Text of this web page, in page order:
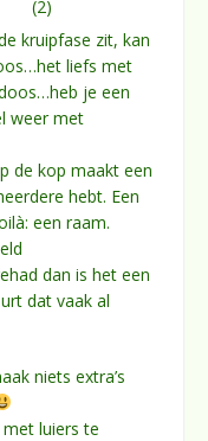
kruipfase zit, kan
liefs met
je een
weer met
de kop maakt een
hebt. Een
een raam.
dan is het een
dat vaak al
niets extra’s
luiers te